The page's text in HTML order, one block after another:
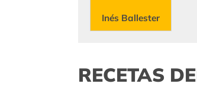
Inés Ballester
RECETAS